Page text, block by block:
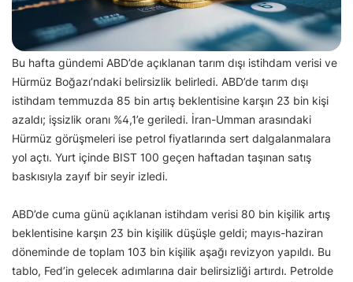
Bu hafta gündemi ABD’de açıklanan tarım dışı istihdam verisi ve
Hürmüz Boğazı’ndaki belirsizlik belirledi. ABD’de tarım dışı
istihdam temmuzda 85 bin artış beklentisine karşın 23 bin kişi
azaldı; işsizlik oranı %4,1’e geriledi. İran-Umman arasındaki
Hürmüz görüşmeleri ise petrol fiyatlarında sert dalgalanmalara
yol açtı. Yurt içinde BIST 100 geçen haftadan taşınan satış
baskısıyla zayıf bir seyir izledi.
ABD’de cuma günü açıklanan istihdam verisi 80 bin kişilik artış
beklentisine karşın 23 bin kişilik düşüşle geldi; mayıs-haziran
döneminde de toplam 103 bin kişilik aşağı revizyon yapıldı. Bu
tablo, Fed’in gelecek adımlarına dair belirsizliği artırdı. Petrolde